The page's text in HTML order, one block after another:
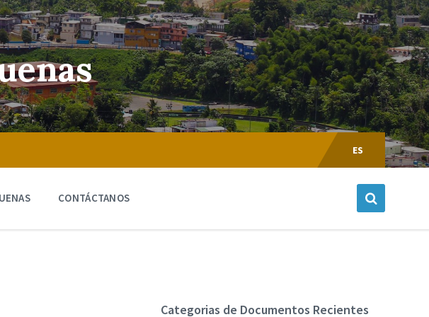
Escoger
Lenguaje:
ES
CONTÁCTANOS
Categorias de Documentos Recientes